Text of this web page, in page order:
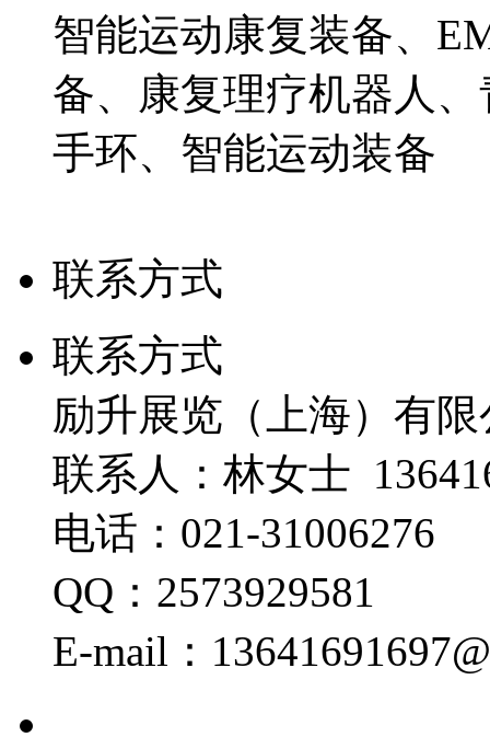
智能运动康复装备、
备、康复理疗机器人
手环、智能运动装备
联系方式
联系方式
励升展览（上海）有
联系人：林女士
电话：021-31006276
QQ：2573929581
E-mail：